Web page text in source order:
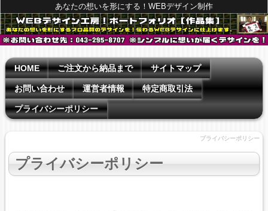
あなたの想いを形にする！WEBデザイン制作
HOME ご注文から納品まで サイトマップ
お問い合わせ 運営者情報 特定商取引法
プライバシーポリシー
プライバシーポリシー
プライバシーポリシー